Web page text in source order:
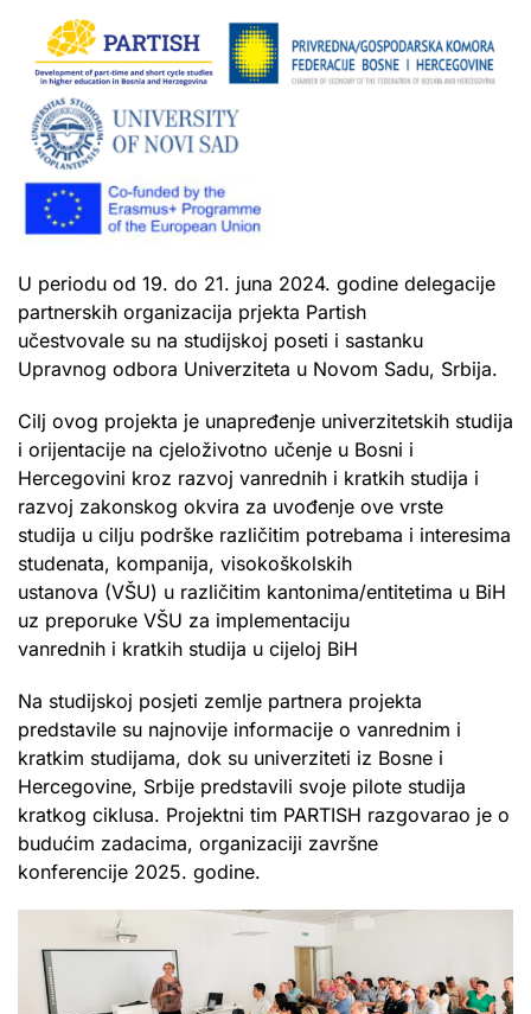
U periodu od 19. do 21. juna 2024. godine delegacije
partnerskih organizacija prjekta Partish
učestvovale su na studijskoj poseti i sastanku
Upravnog odbora Univerziteta u Novom Sadu, Srbija.
Cilj ovog projekta je unapređenje univerzitetskih studija
i orijentacije na cjeloživotno učenje u Bosni i
Hercegovini kroz razvoj vanrednih i kratkih studija i
razvoj zakonskog okvira za uvođenje ove vrste
studija u cilju podrške različitim potrebama i interesima
studenata, kompanija, visokoškolskih
ustanova (VŠU) u različitim kantonima/entitetima u BiH
uz preporuke VŠU za implementaciju
vanrednih i kratkih studija u cijeloj BiH
Na studijskoj posjeti zemlje partnera projekta
predstavile su najnovije informacije o vanrednim i
kratkim studijama, dok su univerziteti iz Bosne i
Hercegovine, Srbije predstavili svoje pilote studija
kratkog ciklusa. Projektni tim PARTISH razgovarao je o
budućim zadacima, organizaciji završne
konferencije 2025. godine.